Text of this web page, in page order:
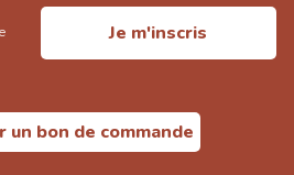
Je m'inscris
un bon de commande